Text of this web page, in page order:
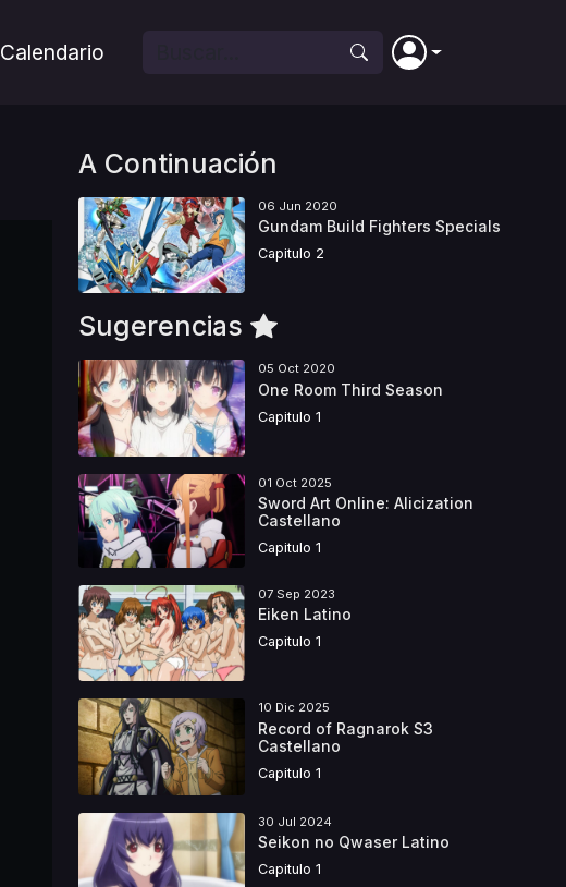
Calendario
A Continuación
06 Jun 2020
Gundam Build Fighters Specials
Capitulo 2
Sugerencias
05 Oct 2020
One Room Third Season
Capitulo 1
01 Oct 2025
Sword Art Online: Alicization
Castellano
Capitulo 1
07 Sep 2023
Eiken Latino
Capitulo 1
10 Dic 2025
Record of Ragnarok S3
Castellano
Capitulo 1
30 Jul 2024
Seikon no Qwaser Latino
Capitulo 1